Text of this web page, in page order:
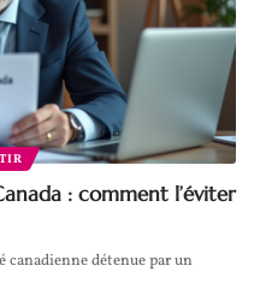
: comment l’éviter
canadienne détenue par un